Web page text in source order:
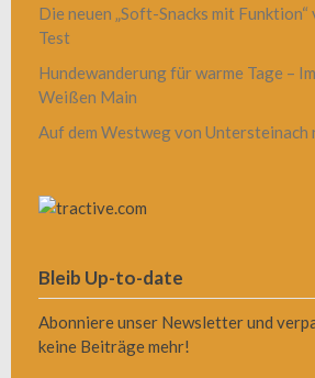
Die neuen „Soft-Snacks mit Funktion“
Test
Hundewanderung für warme Tage –
Weißen Main
Auf dem Westweg von Untersteinach
Bleib Up-to-date
Abonniere unser Newsletter und
keine Beiträge mehr!